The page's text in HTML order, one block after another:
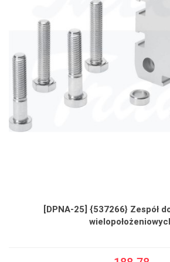
[DPNA-25] {537266} Zespół